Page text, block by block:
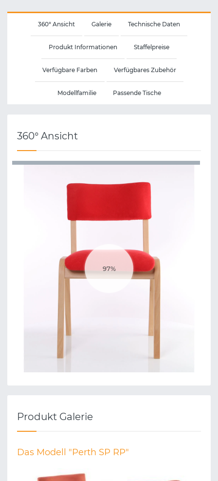
360° Ansicht Galerie Technische Daten
Produkt Informationen Staffelpreise
Verfügbare Farben Verfügbares Zubehör
Modellfamilie Passende Tische
360° Ansicht
Produkt Galerie
Das Modell "Perth SP RP"